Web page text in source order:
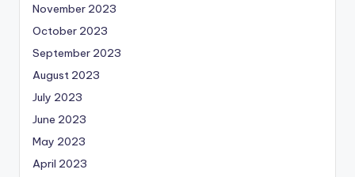
November 2023
October 2023
September 2023
August 2023
July 2023
June 2023
May 2023
April 2023